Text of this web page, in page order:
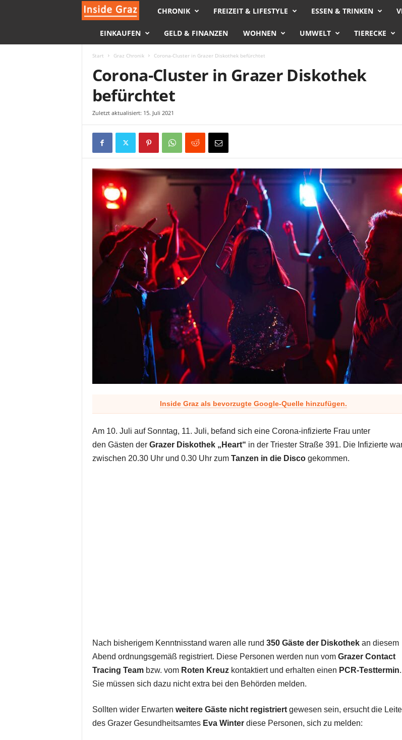
s
i
G
z
CHRONIK FREIZEIT & LIFESTYLE ESSEN & TRINKEN
EINKAUFEN GELD & FINANZEN WOHNEN UMWELT TIERECKE
Start Graz Chronik Corona-Cluster in Grazer Diskothek befürchtet
Corona-Cluster in Grazer Diskothek
befürchtet
Zuletzt aktualisiert: 15. Juli 2021
Inside Graz als bevorzugte Google-Quelle hinzufügen.
Am 10. Juli auf Sonntag, 11. Juli, befand sich eine Corona-infizierte Frau unter
den Gästen der Grazer Diskothek „Heart“ in der Triester Straße 391. Die Infizierte
zwischen 20.30 Uhr und 0.30 Uhr zum Tanzen in die Discogekommen.
Nach bisherigem Kenntnisstand waren alle rund 350 Gäste der Diskothekan diesem
Abend ordnungsgemäß registriert. Diese Personen werden nun vom Grazer Contact
Tracing Teambzw. vom Roten Kreuzkontaktiert und erhalten einen PCR-Testtermin.
Sie müssen sich dazu nicht extra bei den Behörden melden.
Sollten wider Erwarten weitere Gäste nicht registriertgewesen sein, ersucht die
des Grazer Gesundheitsamtes Eva Winterdiese Personen, sich zu melden: